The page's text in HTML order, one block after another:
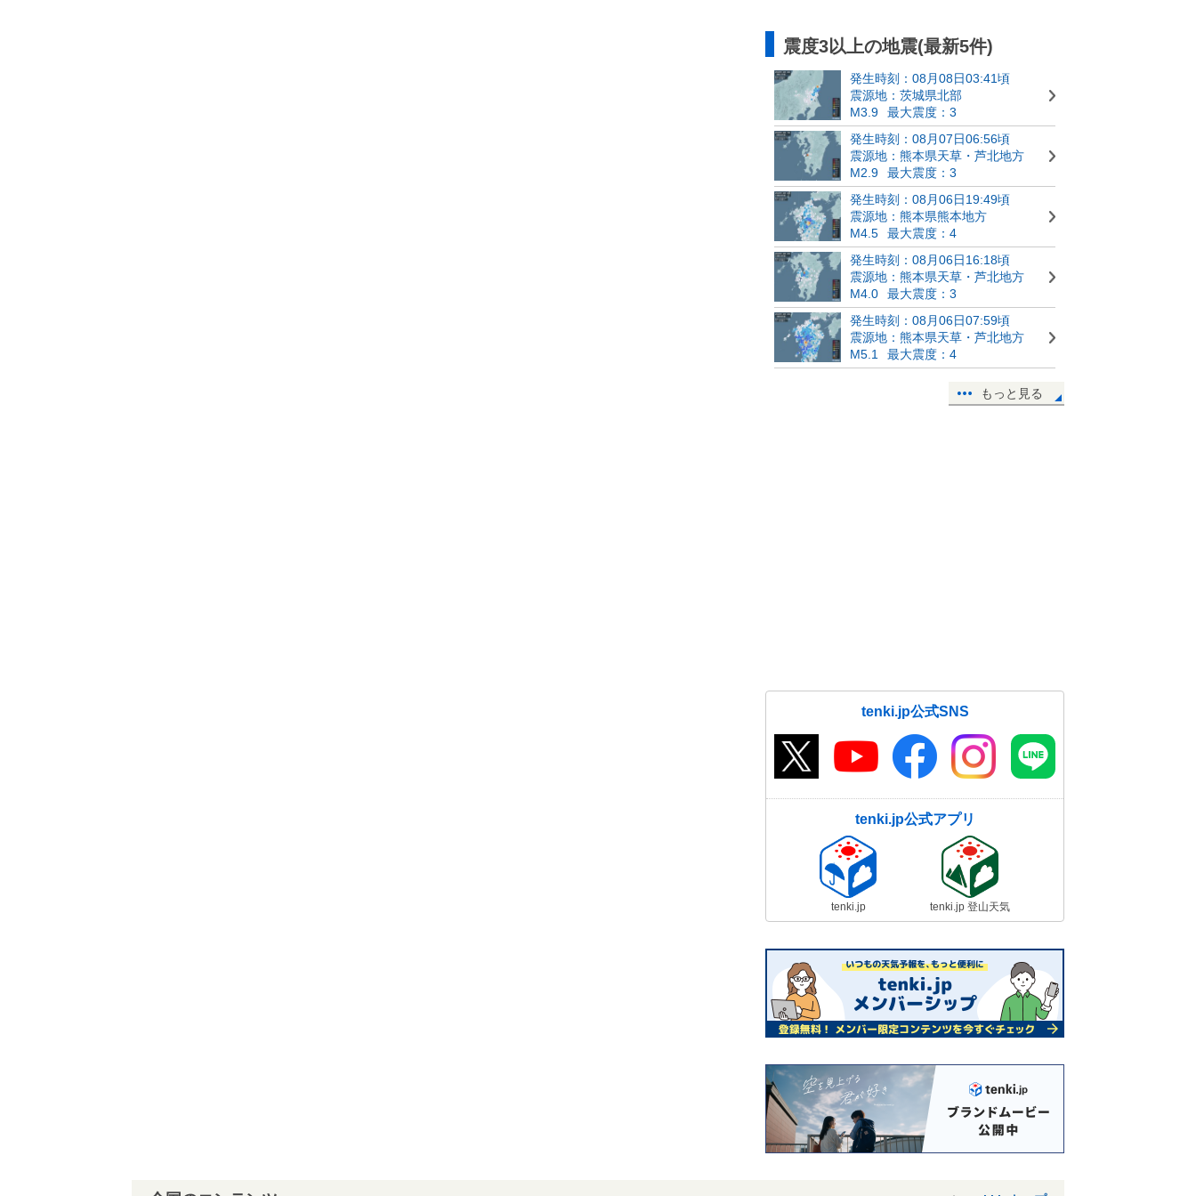
震度3以上の地震(最新5件)
発生時刻：08月08日03:41頃
震源地：茨城県北部
M3.9
最大震度：3
発生時刻：08月07日06:56頃
震源地：熊本県天草・芦北地方
M2.9
最大震度：3
発生時刻：08月06日19:49頃
震源地：熊本県熊本地方
M4.5
最大震度：4
発生時刻：08月06日16:18頃
震源地：熊本県天草・芦北地方
M4.0
最大震度：3
発生時刻：08月06日07:59頃
震源地：熊本県天草・芦北地方
M5.1
最大震度：4
もっと見る
tenki.jp公式SNS
tenki.jp公式アプリ
tenki.jp tenki.jp 登山天気